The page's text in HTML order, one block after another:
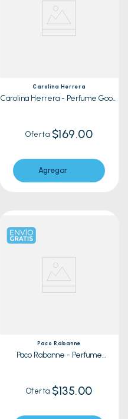
Carolina Herrera
Carolina Herrera - Perfume Good
Oferta $169.00
Agregar
Paco Rabanne
Paco Rabanne - Perfume
Oferta $135.00